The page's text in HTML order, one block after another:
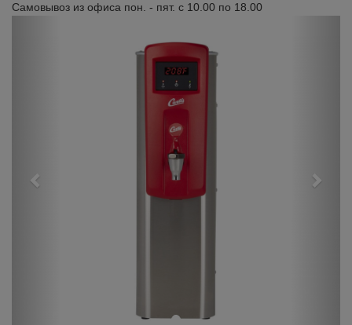
Самовывоз из офиса пон. - пят. с 10.00 по 18.00